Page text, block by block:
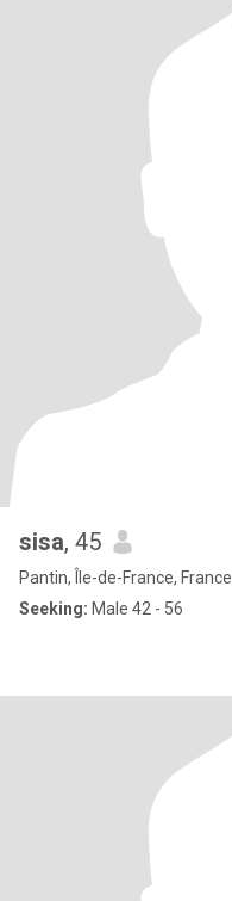
sisa, 45
Pantin, Île-de-France, France
Seeking: Male 42 - 56